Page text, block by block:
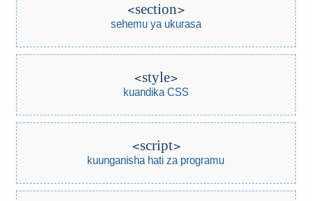
section
sehemu ya ukurasa
style
kuandika CSS
script
kuunganisha hati za programu